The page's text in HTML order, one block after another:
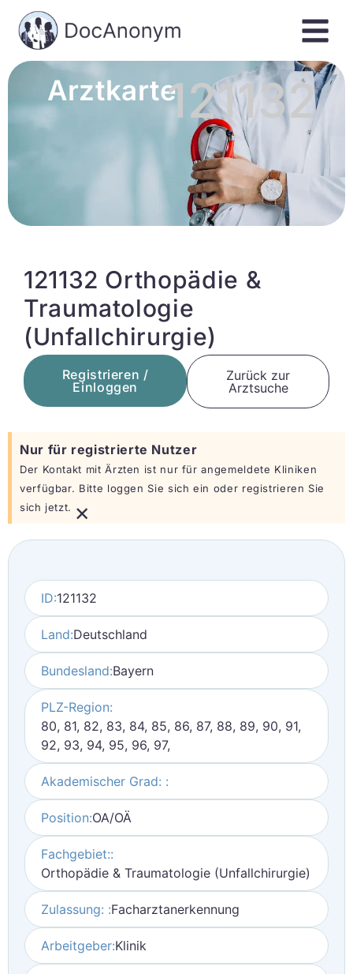
Arztkarte121132
121132 Orthopädie &
Traumatologie
(Unfallchirurgie)
Registrieren /
Einloggen
Zurück zur
Arztsuche
Nur für registrierte Nutzer
Der Kontakt mit Ärzten ist nur für angemeldete Kliniken
verfügbar. Bitte loggen Sie sich ein oder registrieren Sie
sich jetzt. ×
ID:121132
Land:Deutschland
Bundesland:Bayern
PLZ-Region:
80, 81, 82, 83, 84, 85, 86, 87, 88, 89, 90, 91,
92, 93, 94, 95, 96, 97,
Akademischer Grad: :
Position:OA/OÄ
Fachgebiet::
Orthopädie & Traumatologie (Unfallchirurgie)
Zulassung: :Facharztanerkennung
Arbeitgeber:Klinik